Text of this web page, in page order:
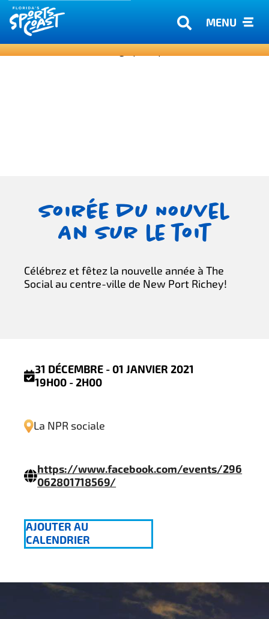
MENU
Soirée du Nouvel
An sur le toit
Célébrez et fêtez la nouvelle année à The
Social au centre-ville de New Port Richey!
31 DÉCEMBRE - 01 JANVIER 2021
19H00 - 2H00
La NPR sociale
https://www.facebook.com/events/296
062801718569/
AJOUTER AU
CALENDRIER